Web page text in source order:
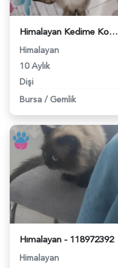
Himalayan Kedime Kocama Arıyorum - 118974219
Himalayan
10 Aylık
Dişi
Bursa / Gemlik
Hımalayan - 118972392
Himalayan